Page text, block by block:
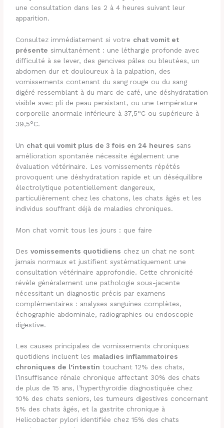
une consultation dans les 2 à 4 heures suivant leur
apparition.
Consultez immédiatement si votre chat vomit et
présente simultanément : une léthargie profonde avec
difficulté à se lever, des gencives pâles ou bleutées, un
abdomen dur et douloureux à la palpation, des
vomissements contenant du sang rouge ou du sang
digéré ressemblant à du marc de café, une déshydratation
visible avec pli de peau persistant, ou une température
corporelle anormale inférieure à 37,5°C ou supérieure à
39,5°C.
Un chat qui vomit plus de 3 fois en 24 heures sans
amélioration spontanée nécessite également une
évaluation vétérinaire. Les vomissements répétés
provoquent une déshydratation rapide et un déséquilibre
électrolytique potentiellement dangereux,
particulièrement chez les chatons, les chats âgés et les
individus souffrant déjà de maladies chroniques.
Mon chat vomit tous les jours : que faire
Desvomissements quotidiens chez un chat ne sont
jamais normaux et justifient systématiquement une
consultation vétérinaire approfondie. Cette chronicité
révèle généralement une pathologie sous-jacente
nécessitant un diagnostic précis par examens
complémentaires : analyses sanguines complètes,
échographie abdominale, radiographies ou endoscopie
digestive.
Les causes principales de vomissements chroniques
quotidiens incluent les maladies inflammatoires
chroniques de l’intestin touchant 12% des chats,
l’insuffisance rénale chronique affectant 30% des chats
de plus de 15 ans, l’hyperthyroïdie diagnostiquée chez
10% des chats seniors, les tumeurs digestives concernant
5% des chats âgés, et la gastrite chronique à
Helicobacter pylori identifiée chez 15% des chats